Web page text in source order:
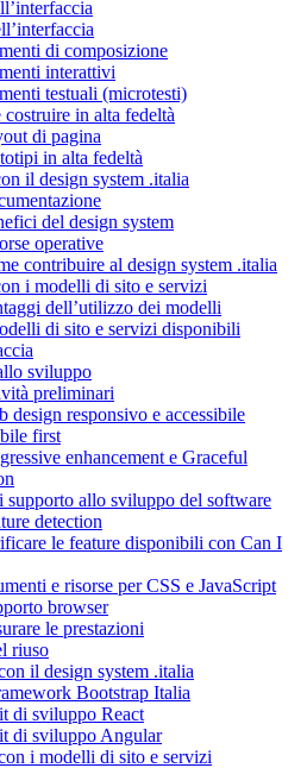
di composizione
interattivi
testuali (microtesti)
costruire in alta fedeltà
di pagina
in alta fedeltà
il design system .italia
del design system
operative
contribuire al design system .italia
i modelli di sito e servizi
dell’utilizzo dei modelli
di sito e servizi disponibili
sviluppo
preliminari
design responsivo e accessibile
first
enhancement e Graceful
supporto allo sviluppo del software
detection
le feature disponibili con Can I
e risorse per CSS e JavaScript
browser
le prestazioni
riuso
il design system .italia
Bootstrap Italia
di sviluppo React
di sviluppo Angular
i modelli di sito e servizi